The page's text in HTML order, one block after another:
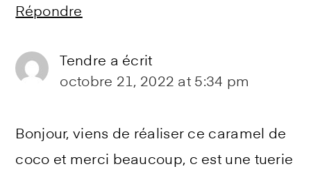
Répondre
Tendre a écrit
octobre 21, 2022 at 5:34 pm
Bonjour, viens de réaliser ce caramel de
coco et merci beaucoup, c est une tuerie